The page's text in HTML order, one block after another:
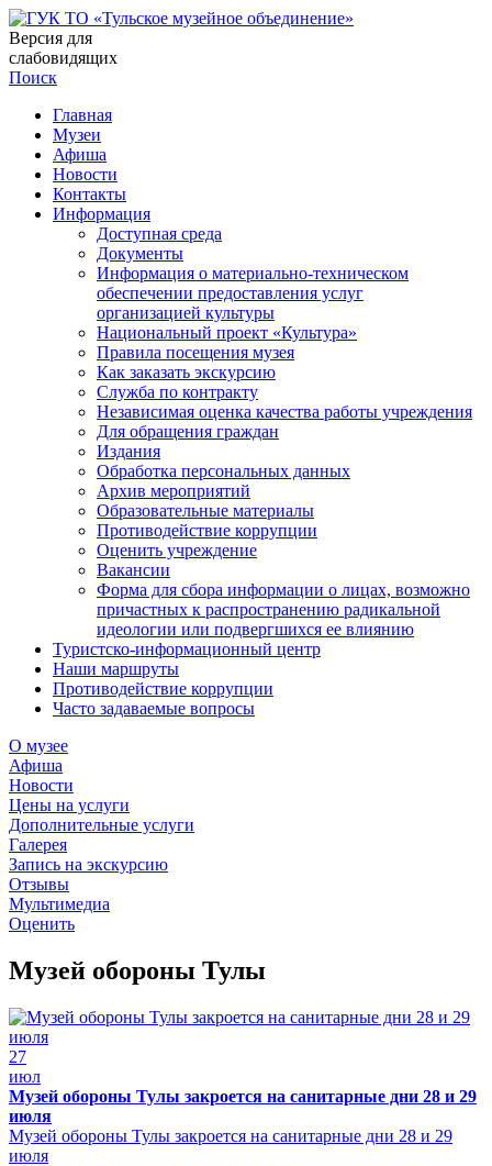
Версия для
слабовидящих
Поиск
Главная
Музеи
Афиша
Новости
Контакты
Информация
Доступная среда
Документы
Информация о материально-техническом
обеспечении предоставления услуг
организацией культуры
Национальный проект «Культура»
Правила посещения музея
Как заказать экскурсию
Служба по контракту
Независимая оценка качества работы учреждения
Для обращения граждан
Издания
Обработка персональных данных
Архив мероприятий
Образовательные материалы
Противодействие коррупции
Оценить учреждение
Вакансии
Форма для сбора информации о лицах, возможно
причастных к распространению радикальной
идеологии или подвергшихся ее влиянию
Туристско-информационный центр
Наши маршруты
Противодействие коррупции
Часто задаваемые вопросы
О музее
Афиша
Новости
Цены на услуги
Дополнительные услуги
Галерея
Запись на экскурсию
Отзывы
Мультимедиа
Оценить
Музей обороны Тулы
27
июл
Музей обороны Тулы закроется на санитарные дни 28 и 29
июля
Музей обороны Тулы закроется на санитарные дни 28 и 29
июля